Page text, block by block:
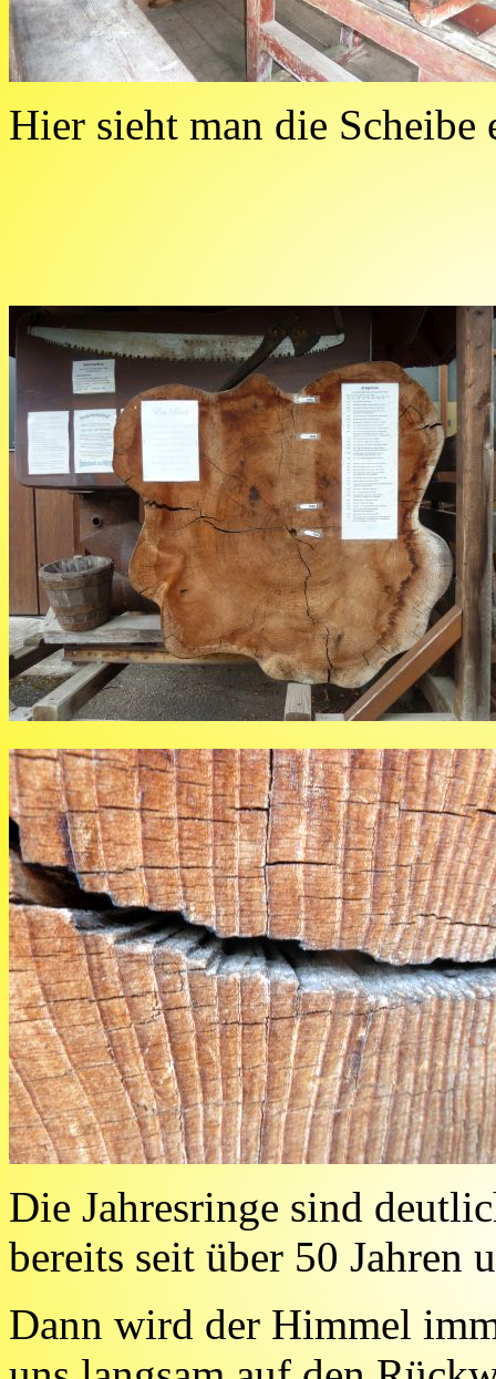
Hier sieht man die Scheibe
Die Jahresringe sind
bereits seit über 50 Jahren
Dann wird der Himmel